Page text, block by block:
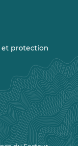
et protection